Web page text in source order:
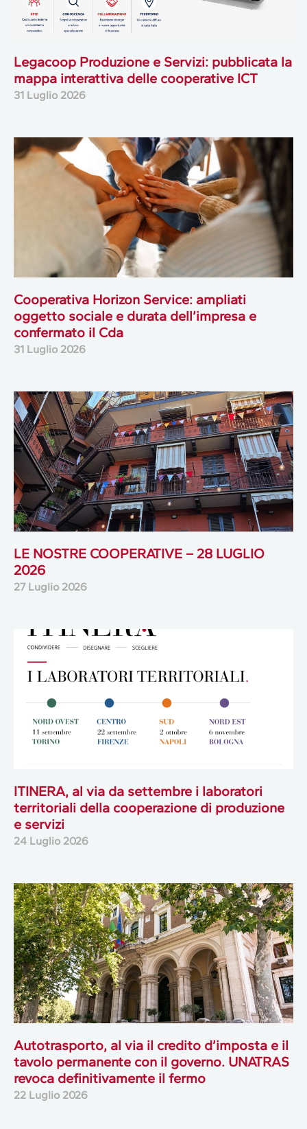
Legacoop Produzione e Servizi: pubblicata la
mappa interattiva delle cooperative ICT
31 Luglio 2026
Cooperativa Horizon Service: ampliati
oggetto sociale e durata dell’impresa e
confermato il Cda
31 Luglio 2026
LE NOSTRE COOPERATIVE – 28 LUGLIO
2026
27 Luglio 2026
ITINERA, al via da settembre i laboratori
territoriali della cooperazione di produzione
e servizi
24 Luglio 2026
Autotrasporto, al via il credito d’imposta e il
tavolo permanente con il governo. UNATRAS
revoca definitivamente il fermo
22 Luglio 2026